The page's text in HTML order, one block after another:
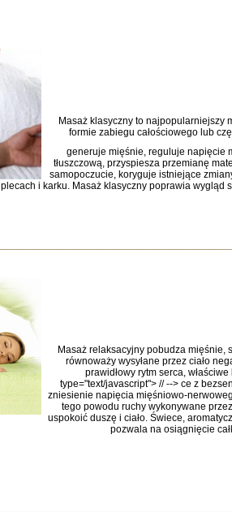
Masaż klasyczny to najpopularniejszy
formie zabiegu całościowego lub
generuje mięśnie, reguluje napięcie
tłuszczową, przyspiesza przemianę
samopoczucie, koryguje istniejące
plecach i karku. Masaż klasyczny poprawia wygląd
Masaż relaksacyjny pobudza mięśnie,
równoważy wysyłane przez ciało
prawidłowy rytm serca,
type="text/javascript"> // --> ce z
zniesienie napięcia mięśniowo-
tego powodu ruchy wykonywane
uspokoić duszę i ciało. Świece,
pozwala na osiągnięcie